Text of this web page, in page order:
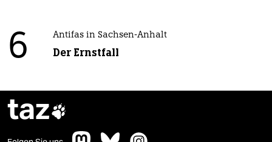
6 Antifas in Sachsen-Anhalt
Der Ernstfall
taz